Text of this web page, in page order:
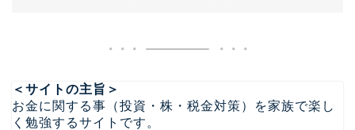
＜サイトの主旨＞
お金に関する事（投資・株・税金対策）を家族で楽し
く勉強するサイトです。